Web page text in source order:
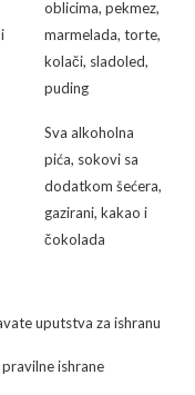
oblicima, pekmez,
marmelada, torte,
kolači, sladoled,
puding
Sva alkoholna
pića, sokovi sa
dodatkom šećera,
gazirani, kakao i
čokolada
uputstva za ishranu
ishrane